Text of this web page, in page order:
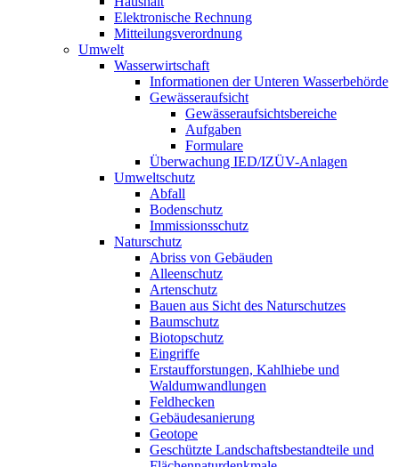
Elektronische Rechnung
Mitteilungsverordnung
Umwelt
Wasserwirtschaft
Informationen der Unteren Wasserbehörde
Gewässeraufsicht
Gewässeraufsichtsbereiche
Aufgaben
Formulare
Überwachung IED/IZÜV-Anlagen
Umweltschutz
Abfall
Bodenschutz
Immissionsschutz
Naturschutz
Abriss von Gebäuden
Alleenschutz
Artenschutz
Bauen aus Sicht des Naturschutzes
Baumschutz
Biotopschutz
Eingriffe
Erstaufforstungen, Kahlhiebe und
Waldumwandlungen
Feldhecken
Gebäudesanierung
Geotope
Geschützte Landschaftsbestandteile und